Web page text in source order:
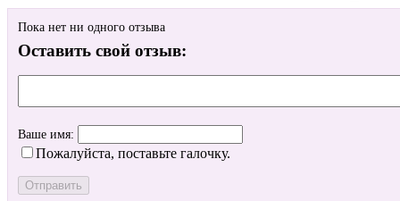
Пока нет ни одного отзыва
Оставить свой отзыв:
Ваше имя:
Пожалуйста, поставьте галочку.